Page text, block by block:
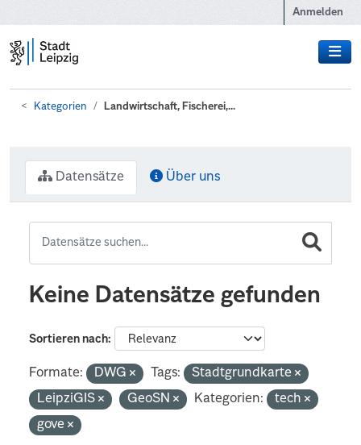
Anmelden
Kategorien Landwirtschaft, Fischerei,...
Datensätze Über uns
Keine Datensätze gefunden
Sortieren nach
Formate: DWG Tags:
Stadtgrundkarte
LeipziGIS
GeoSN Kategorien:
tech
gove